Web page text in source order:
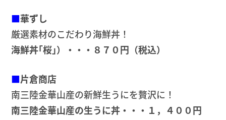
■華ずし
厳選素材のこだわり海鮮丼！
海鮮丼｢桜｣）・・・８７０円（税込）
■片倉商店
南三陸金華山産の新鮮生うにを贅沢に！
南三陸金華山産の生うに丼・・・１，４００円